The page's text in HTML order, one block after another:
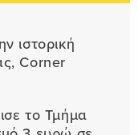
ιστορική
Corner
το Τμήμα